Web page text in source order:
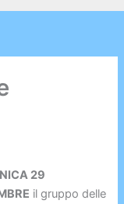
29
il gruppo delle